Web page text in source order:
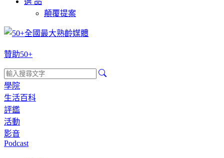
顛覆提案
贊助50+
學院
生活百科
評鑑
活動
影音
Podcast